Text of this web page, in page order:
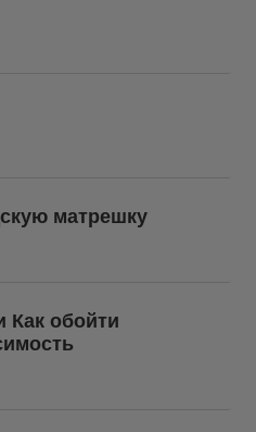
матрешку
Как обойти